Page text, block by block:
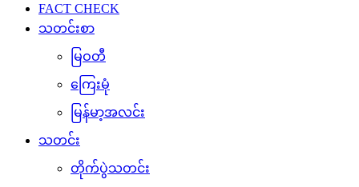
FACT CHECK
သတင်းစာ
မြဝတီ
ကြေးမုံ
မြန်မာ့အလင်း
သတင်း
တိုက်ပွဲသတင်း